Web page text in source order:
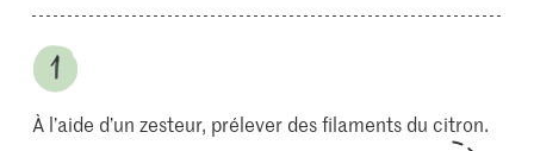
À l’aide d’un zesteur, prélever des filaments du citron.